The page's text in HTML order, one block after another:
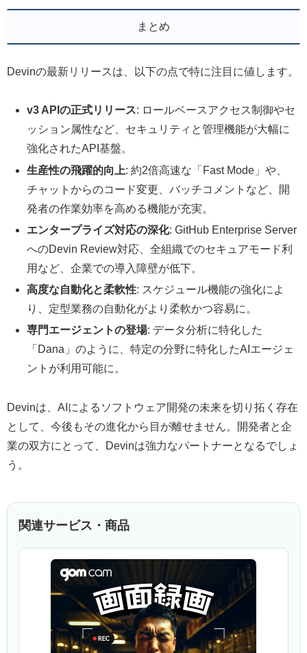
まとめ
Devinの最新リリースは、以下の点で特に注目に値します。
v3 APIの正式リリース: ロールベースアクセス制御やセ
ッション属性など、セキュリティと管理機能が大幅に
強化されたAPI基盤。
生産性の飛躍的向上: 約2倍高速な「Fast Mode」や、
チャットからのコード変更、バッチコメントなど、開
発者の作業効率を高める機能が充実。
エンタープライズ対応の深化: GitHub Enterprise Server
へのDevin Review対応、全組織でのセキュアモード利
用など、企業での導入障壁が低下。
高度な自動化と柔軟性: スケジュール機能の強化によ
り、定型業務の自動化がより柔軟かつ容易に。
専門エージェントの登場: データ分析に特化した
「Dana」のように、特定の分野に特化したAIエージェ
ントが利用可能に。
Devinは、AIによるソフトウェア開発の未来を切り拓く存在
として、今後もその進化から目が離せません。開発者と企
業の双方にとって、Devinは強力なパートナーとなるでしょ
う。
関連サービス・商品